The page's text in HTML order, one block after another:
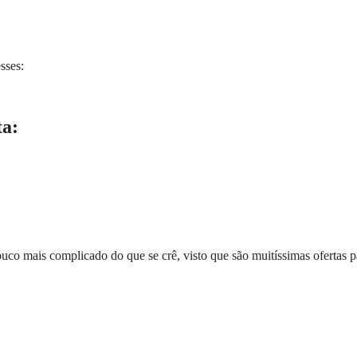
mais complicado do que se crê, visto que são muitíssimas ofertas